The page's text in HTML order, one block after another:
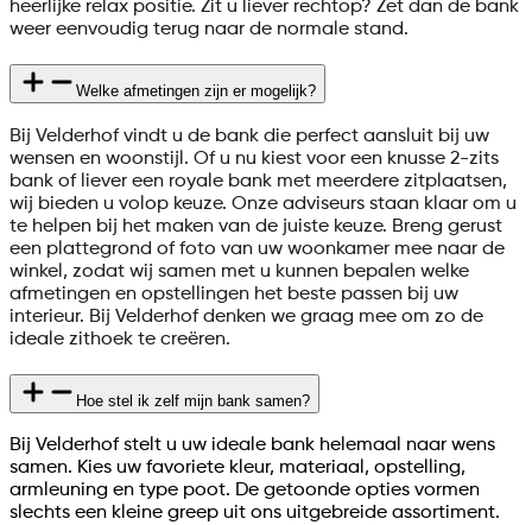
heerlijke relax positie. Zit u liever rechtop? Zet dan de bank
weer eenvoudig terug naar de normale stand.
Welke afmetingen zijn er mogelijk?
Bij Velderhof vindt u de bank die perfect aansluit bij uw
wensen en woonstijl. Of u nu kiest voor een knusse 2-zits
bank of liever een royale bank met meerdere zitplaatsen,
wij bieden u volop keuze. Onze adviseurs staan klaar om u
te helpen bij het maken van de juiste keuze. Breng gerust
een plattegrond of foto van uw woonkamer mee naar de
winkel, zodat wij samen met u kunnen bepalen welke
afmetingen en opstellingen het beste passen bij uw
interieur. Bij Velderhof denken we graag mee om zo de
ideale zithoek te creëren.
Hoe stel ik zelf mijn bank samen?
Bij Velderhof stelt u uw ideale bank helemaal naar wens
samen. Kies uw favoriete kleur, materiaal, opstelling,
armleuning en type poot. De getoonde opties vormen
slechts een kleine greep uit ons uitgebreide assortiment.